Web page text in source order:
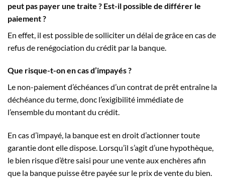
peut pas payer une traite ? Est-il possible de différer le
paiement ?
En effet, il est possible de solliciter un délai de grâce en cas de
refus de renégociation du crédit par la banque.
Que risque-t-on en cas d’impayés ?
Le non-paiement d’échéances d’un contrat de prêt entraîne la
déchéance du terme, donc l’exigibilité immédiate de
l’ensemble du montant du crédit.
En cas d’impayé, la banque est en droit d’actionner toute
garantie dont elle dispose. Lorsqu’il s’agit d’une hypothèque,
le bien risque d’être saisi pour une vente aux enchères afin
que la banque puisse être payée sur le prix de vente du bien.